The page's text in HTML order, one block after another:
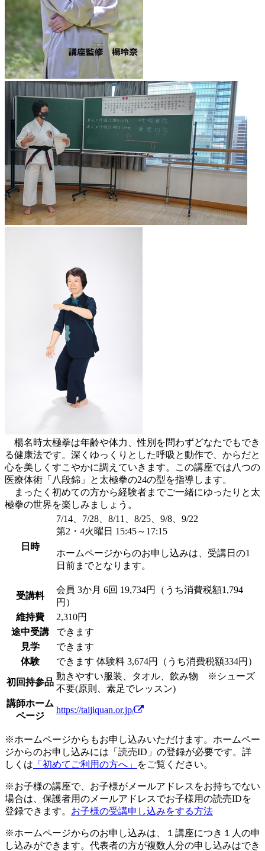
楊名時太極拳は年齢や体力、性別を問わずどなたでもでき
る健康法です。深くゆっくりとした呼吸と動作で、からだと
心を美しくすこやかに調えていきます。この講座では八つの
医療体術「八段錦」と太極拳の24の型を指導します。
まったく初めての方から経験者までご一緒にゆったりと太
極拳の世界を楽しみましょう。
日時
7/14、7/28、8/11、8/25、9/8、9/22
第2・4火曜日 15:45～17:15
ホームページからのお申し込みは、受講日の1
日前までとなります。
受講料
会員 3か月 6回 19,734円（うち消費税額1,794
円）
維持費
2,310円
途中受講
できます
見学
できます
体験
できます 体験料 3,674円（うち消費税額334円）
初回持参品
動きやすい服装、タオル、飲み物 ※シューズ
不要(原則、素足でレッスン)
講師ホーム
ページ
https://taijiquan.or.jp/
※ホームページからもお申し込みいただけます。ホームペー
ジからのお申し込みには「読売ID」の登録が必要です。詳
しくは 「初めてご利用の方へ」 をご覧ください。
※お子様の講座で、お子様がメールアドレスをお持ちでない
場合は、保護者用のメールアドレスでお子様用の読売IDを
登録できます。 お子様の受講申し込みをする方法
※ホームページからのお申し込みは、１講座につき１人の申
し込みができます。代表者の方が複数人分の申し込みはでき